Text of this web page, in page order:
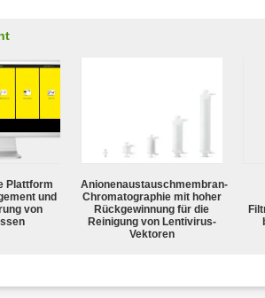
Plattform
und
von
Anionenaustauschmembran-
Chromatographie mit hoher
Rückgewinnung für die
Reinigung von Lentivirus-
Vektoren